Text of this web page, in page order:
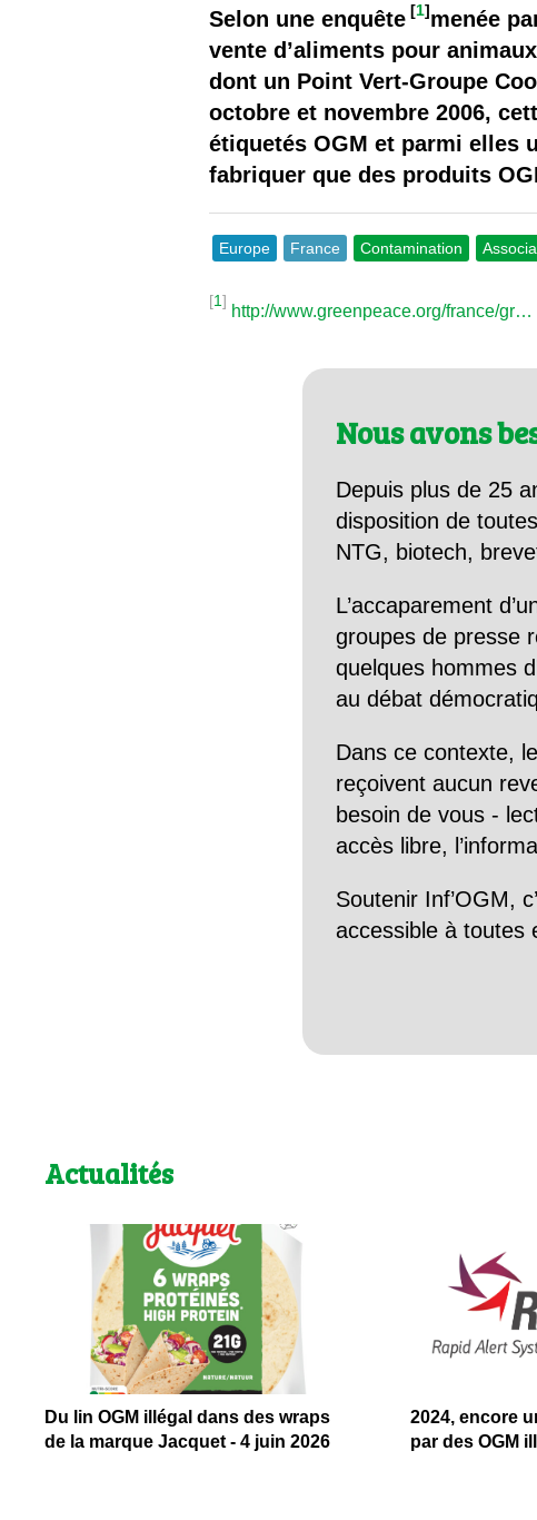
Il y a
Quels
Selon une enquête [1]menée
vente d’aliments pour
dont un Point Vert-Groupe
octobre et novembre 2006,
étiquetés OGM et parmi elles
fabriquer que des produits
Europe France Contamination
[1]
http://www.greenpeace.org/france/gr…
Nous avons
Depuis plus de 25
disposition de
NTG, biotech,
L’accaparement
groupes de presse
quelques hommes
au débat
Dans ce contexte,
reçoivent aucun
besoin de vous -
accès libre,
Soutenir Inf’OGM,
accessible à toutes
Actualités
Du lin OGM illégal dans des wraps
de la marque Jacquet - 4 juin 2026
2024, encore
par des OGM